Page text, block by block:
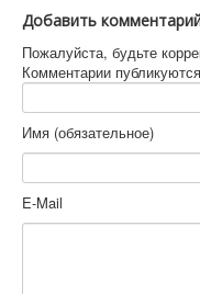
Добавить
Пожалуйста, будьте
Комментарии
Имя (обязательное)
E-Mail